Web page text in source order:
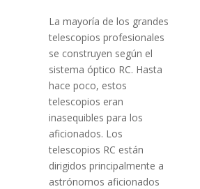
La mayoría de los grandes
telescopios profesionales
se construyen según el
sistema óptico RC. Hasta
hace poco, estos
telescopios eran
inasequibles para los
aficionados. Los
telescopios RC están
dirigidos principalmente a
astrónomos aficionados